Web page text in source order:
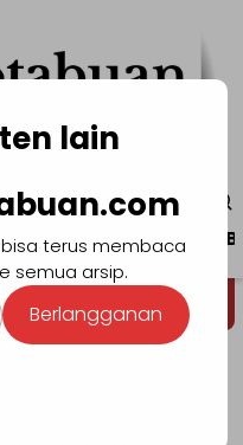
Bolmong Boltim
Selamat
Dony
lain
terus membaca
semua arsip.
Berlangganan